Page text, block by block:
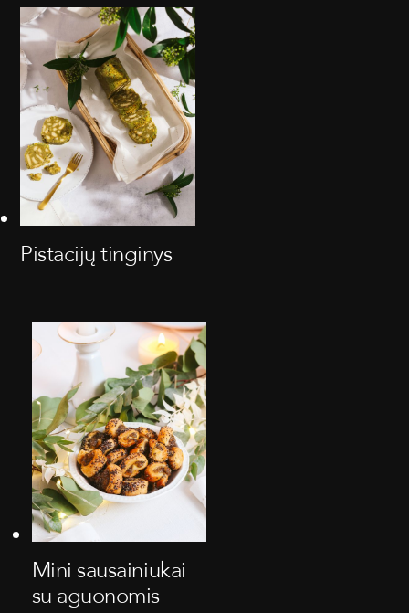
Pistacijų tinginys
Mini sausainiukai
su aguonomis